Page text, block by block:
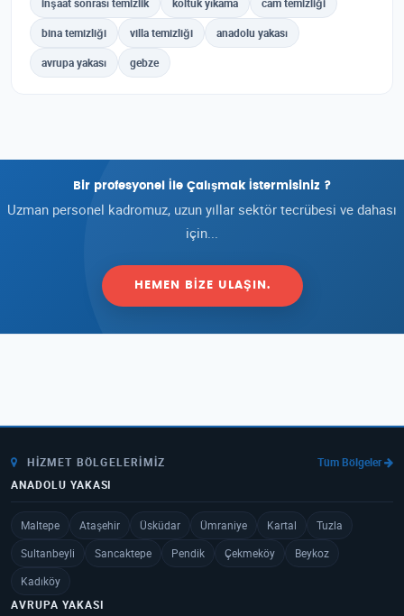
bina temizliği villa temizliği anadolu yakası
avrupa yakası gebze
Bir profesyonel İle Çalışmak İstermisiniz ?
Uzman personel kadromuz, uzun yıllar sektör tecrübesi ve dahası
için...
HEMEN BIZE ULAŞIN.
HIZMET BÖLGELERIMIZ
Tüm Bölgeler
ANADOLU YAKASI
Maltepe Ataşehir Üsküdar Ümraniye Kartal
Tuzla
Sultanbeyli
Sancaktepe Pendik Çekmeköy
Beykoz
Kadıköy
AVRUPA YAKASI